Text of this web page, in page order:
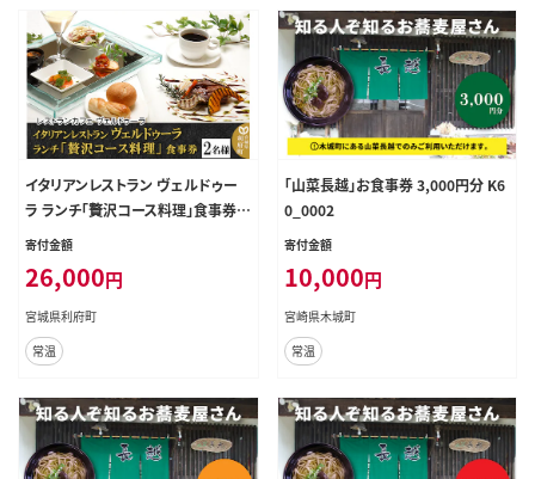
イタリアンレストラン ヴェルドゥー
ラ ランチ「贅沢コース料理」食事券 2
名様分 [大人の隠れ家]
寄付金額
26,000円
宮城県利府町
常温
「山菜長越」お食事券 3,000円分 K6
0_0002
寄付金額
10,000円
宮崎県木城町
常温